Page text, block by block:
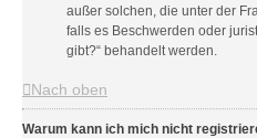
außer solchen, die unter der
falls es Beschwerden oder
gibt?“ behandelt werden.
Nach oben
Warum kann ich mich nicht